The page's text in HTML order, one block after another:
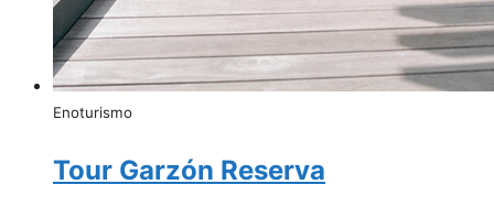
Enoturismo
Tour Garzón Reserva